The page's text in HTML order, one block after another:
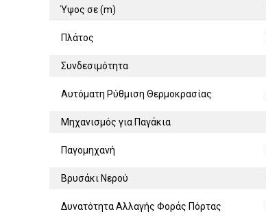
Ύψος σε (m)
Πλάτος
Συνδεσιμότητα
Αυτόματη Ρύθμιση Θερμοκρασίας
Μηχανισμός για Παγάκια
Παγομηχανή
Βρυσάκι Νερού
Δυνατότητα Αλλαγής Φοράς Πόρτας